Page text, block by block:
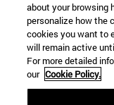
about your browsing
personalize how the
cookies you want to
will remain active
For more detailed
our Cookie Policy.